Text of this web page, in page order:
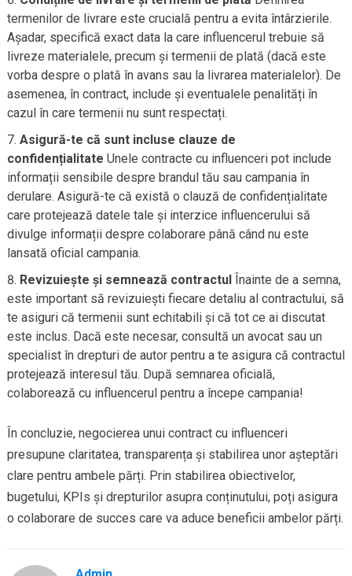
termenilor de livrare este crucială pentru a evita întârzierile.
Așadar, specifică exact data la care influencerul trebuie să
livreze materialele, precum și termenii de plată (dacă este
vorba despre o plată în avans sau la livrarea materialelor). De
asemenea, în contract, include și eventualele penalități în
cazul în care termenii nu sunt respectați.
Asigură-te că sunt incluse clauze de
confidențialitate Unele contracte cu influenceri pot include
informații sensibile despre brandul tău sau campania în
derulare. Asigură-te că există o clauză de confidențialitate
care protejează datele tale și interzice influencerului să
divulge informații despre colaborare până când nu este
lansată oficial campania.
Revizuiește și semnează contractulÎnainte de a semna,
este important să revizuiești fiecare detaliu al contractului, să
te asiguri că termenii sunt echitabili și că tot ce ai discutat
este inclus. Dacă este necesar, consultă un avocat sau un
specialist în drepturi de autor pentru a te asigura că contractul
protejează interesul tău. După semnarea oficială,
colaborează cu influencerul pentru a începe campania!
În concluzie, negocierea unui contract cu influenceri
presupune claritatea, transparența și stabilirea unor așteptări
clare pentru ambele părți. Prin stabilirea obiectivelor,
bugetului, KPIs și drepturilor asupra conținutului, poți asigura
o colaborare de succes care va aduce beneficii ambelor părți.